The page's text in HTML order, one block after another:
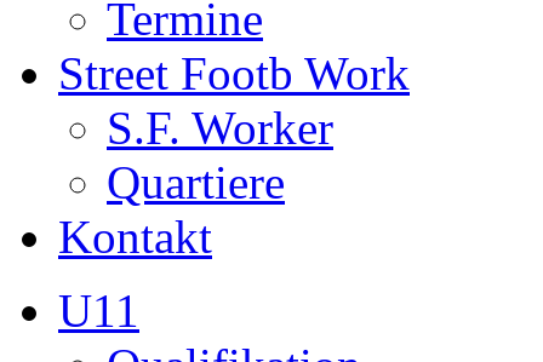
Termine
Street Footb Work
S.F. Worker
Quartiere
Kontakt
U11